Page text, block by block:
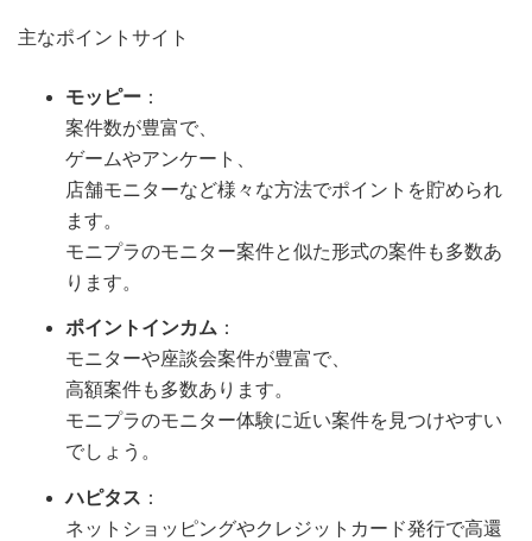
主なポイントサイト
モッピー ：
案件数が豊富で、
ゲームやアンケート、
店舗モニターなど様々な方法でポイントを貯められ
ます。
モニプラのモニター案件と似た形式の案件も多数あ
ります。
ポイントインカム ：
モニターや座談会案件が豊富で、
高額案件も多数あります。
モニプラのモニター体験に近い案件を見つけやすい
でしょう。
ハピタス ：
ネットショッピングやクレジットカード発行で高還